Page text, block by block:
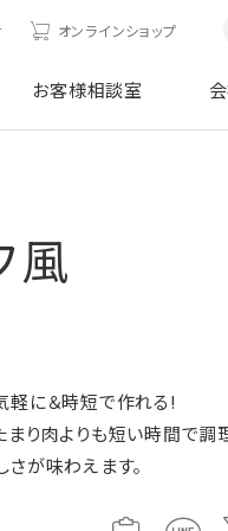
オンラインショップ
お客様相談室
風
軽に＆時短で作れる!
り肉よりも短い時間で調
が味わえます。